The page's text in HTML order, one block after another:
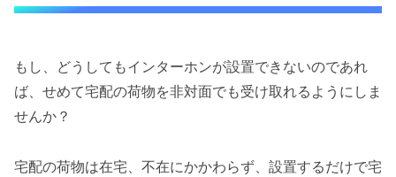
もし、どうしてもインターホンが設置できないのであれ
ば、せめて宅配の荷物を非対面でも受け取れるようにしま
せんか？
宅配の荷物は在宅、不在にかかわらず、設置するだけで宅